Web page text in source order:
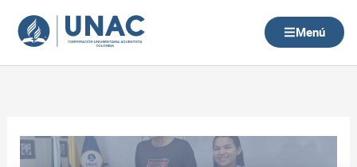
contenido
Menú